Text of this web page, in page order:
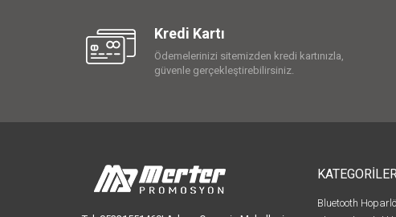
Kredi Kartı
Ödemelerinizi sitemizden kredi kartınızla,
güvenle gerçekleştirebilirsiniz.
KATEGORİLER
Bluetooth